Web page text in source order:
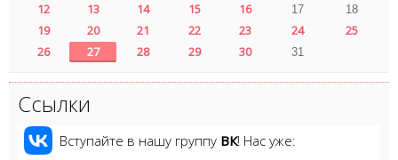
12
13 14 15 16 17 18
19 20 21 22 23 24
25
26
27 28 29 30 31
Ссылки
Вступайте в нашу группу ВК! Нас уже: